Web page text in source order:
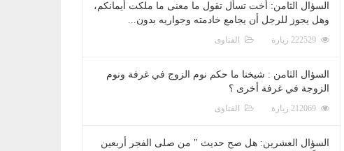
السؤال الثامن: أخت تسأل تقول ما معنى ما ملكت أيمانكم،
وهل يجوز للرجل أن يجامع خادمته وجواريه بدون...
الفتاوى
السؤال الثامن : شيخنا ما حكم نوم الزوج في غرفة ونوم
الزوجة في غرفة أخرى ؟
الفتاوى
السؤال العشرين: هل صح حديث " من صلى الفجر أربعين